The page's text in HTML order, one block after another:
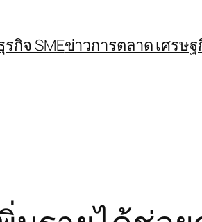
รกิจ SMEข่าวการตลาด เศรษฐ